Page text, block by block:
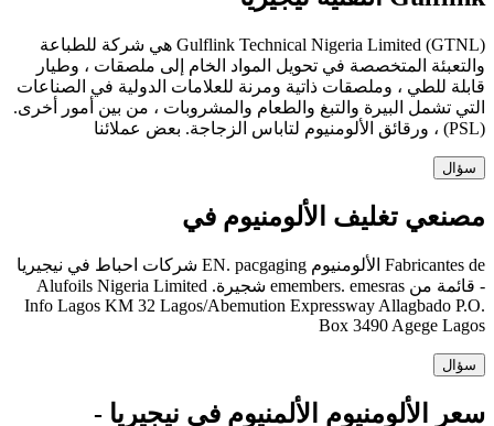
Gulflink Technical Nigeria Limited (GTNL) هي شركة للطباعة
والتعبئة المتخصصة في تحويل المواد الخام إلى ملصقات ، وطيار
قابلة للطي ، وملصقات ذاتية ومرنة للعلامات الدولية في الصناعات
التي تشمل البيرة والتبغ والطعام والمشروبات ، من بين أمور أخرى.
(PSL) ، ورقائق الألومنيوم لتاباس الزجاجة. بعض عملائنا
سؤال
مصنعي تغليف الألومنيوم في
Fabricantes de الألومنيوم EN. pacgaging شركات احباط في نيجيريا
- قائمة من emembers. emesras شجيرة. Alufoils Nigeria Limited
Info Lagos KM 32 Lagos/Abemution Expressway Allagbado P.O.
Box 3490 Agege Lagos
سؤال
سعر الألومنيوم الألمنيوم في نيجيريا -